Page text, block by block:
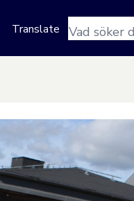
Translate
Sökfras